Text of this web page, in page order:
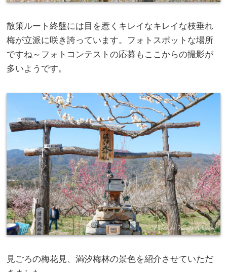
散策ルート終盤には目を惹くキレイなキレイな枝垂れ
梅が立派に咲き誇っています。フォトスポットな場所
ですね～フォトコンテストの応募もここからの撮影が
多いようです。
見ごろの梅花見、満汐梅林の景色を紹介させていただ